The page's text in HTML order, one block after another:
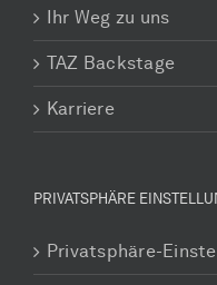
Ihr Weg zu uns
TAZ Backstage
Karriere
PRIVATSPHÄRE
Privatsphäre-